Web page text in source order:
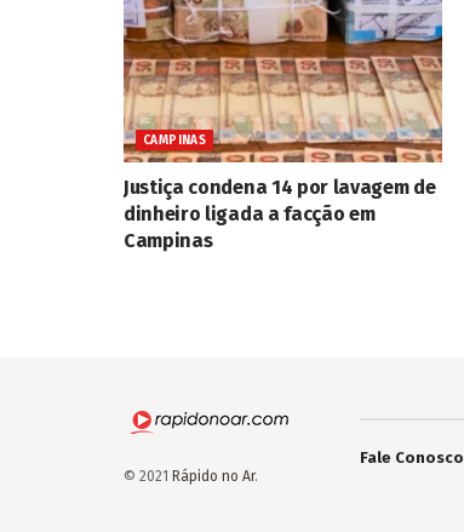
CAMPINAS
Justiça condena 14 por lavagem de
dinheiro ligada a facção em
Campinas
© 2021 Rápido no Ar.
Fale Conosco